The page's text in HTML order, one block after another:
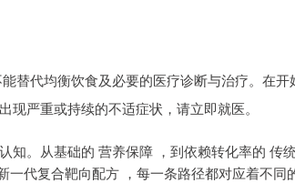
替代均衡饮食及必要的医疗诊断与治疗。在开
严重或持续的不适症状，请立即就医。
知。从基础的 营养保障 ，到依赖转化率的 传
一代复合靶向配方 ，每一条路径都对应着不同